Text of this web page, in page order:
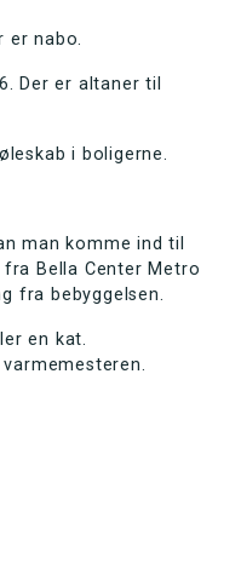
er nabo.
Der er altaner til
i boligerne.
man komme ind til
Bella Center Metro
fra bebyggelsen.
en kat.